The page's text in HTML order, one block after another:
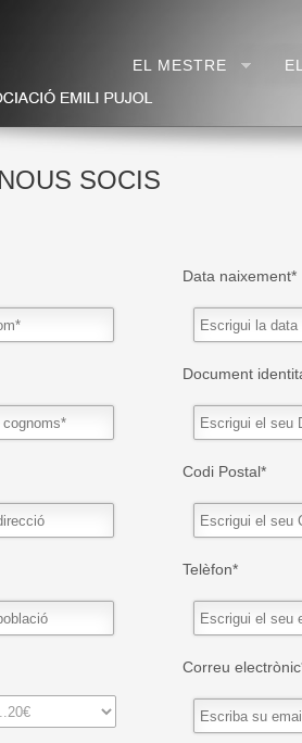
EL MESTRE
SOCIS
Data naixement*
Document
Codi Postal*
Telèfon*
Correu